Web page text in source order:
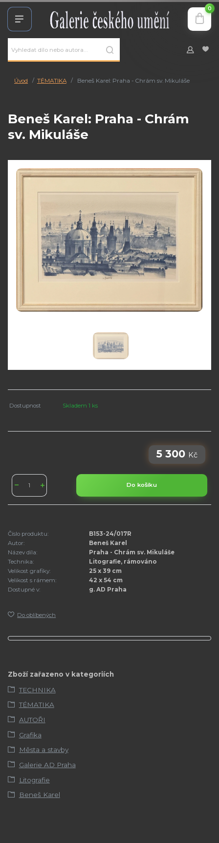
0
Úvod TÉMATIKA Beneš Karel: Praha - Chrám sv. Mikuláše
Beneš Karel: Praha - Chrám
sv. Mikuláše
Dostupnost Skladem 1 ks
5 300 Kč
Do košíku
Číslo produktu:
B153-24/017R
Autor:
Beneš Karel
Název díla:
Praha - Chrám sv. Mikuláše
Technika:
Litografie, rámováno
Velikost grafiky:
25 x 39 cm
Velikost s rámem:
42 x 54 cm
Dostupné v:
g. AD Praha
Do oblíbených
Zboží zařazeno v kategoriích
TECHNIKA
TÉMATIKA
AUTOŘI
Grafika
Města a stavby
Galerie AD Praha
Litografie
Beneš Karel